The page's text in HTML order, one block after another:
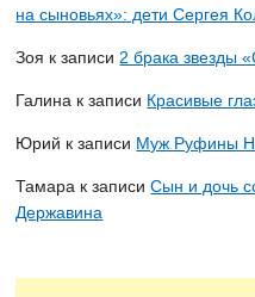
на сыновьях»: дети Сергея
Зоя к записи 2 брака звезды
Галина к записи Красивые
Юрий к записи Муж Руфины
Тамара к записиСын и дочь
Державина